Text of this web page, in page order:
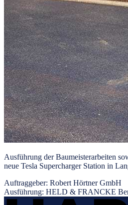
Ausführung der Baumeisterarbeiten
neue Tesla Supercharger Station in
Auftraggeber: Robert Hörtner GmbH
Ausführung: HELD & FRANCKE